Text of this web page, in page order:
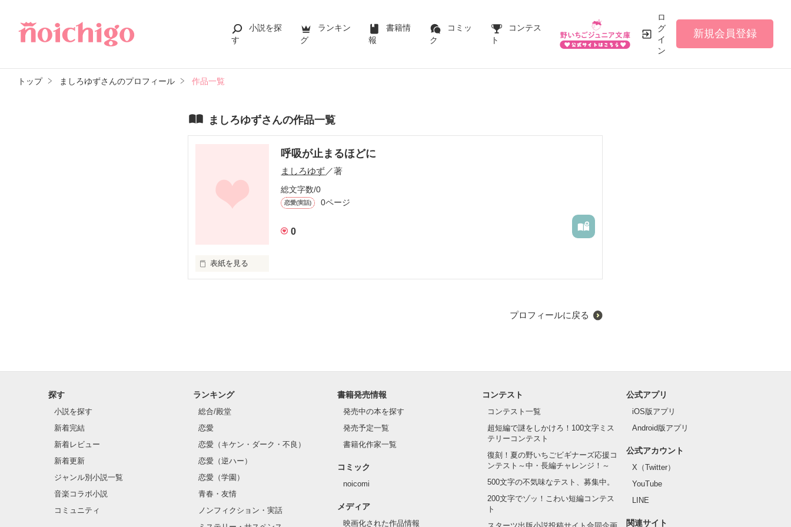
小説を探
す
ランキン
グ
書籍情
報
コミッ
ク
コンテス
ト
ロ
グ
イ
ン
新規会員登録
トップ ましろゆずさんのプロフィール 作品一覧
ましろゆずさんの作品一覧
呼吸が止まるほどに
ましろゆず／著
総文字数/0
恋愛(実話) 0ページ
0
表紙を見る
プロフィールに戻る
探す
小説を探す
新着完結
新着レビュー
新着更新
ジャンル別小説一覧
音楽コラボ小説
コミュニティ
ランキング
総合/殿堂
恋愛
恋愛（キケン・ダーク・不良）
恋愛（逆ハー）
恋愛（学園）
青春・友情
ノンフィクション・実話
書籍発売情報
発売中の本を探す
発売予定一覧
書籍化作家一覧
コミック
noicomi
メディア
映画化された作品情報
コンテスト
コンテスト一覧
超短編で謎をしかけろ！100文字ミス
テリーコンテスト
復刻！夏の野いちごビギナーズ応援コ
ンテスト～中・長編チャレンジ！～
500文字の不気味なテスト、募集中。
200文字でゾッ！こわい短編コンテス
ト
公式アプリ
iOS版アプリ
Android版アプリ
公式アカウント
X（Twitter）
YouTube
LINE
関連サイト